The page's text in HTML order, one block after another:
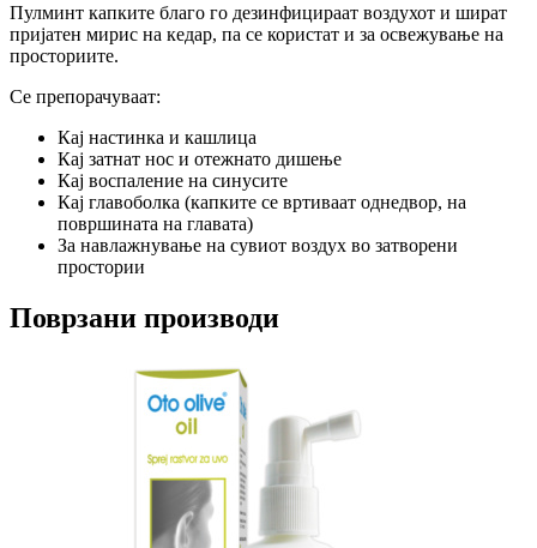
Пулминт капките благо го дезинфицираат воздухот и шират
пријатен мирис на кедар, па се користат и за освежување на
просториите.
Се препорачуваат:
Кај настинка и кашлица
Кај затнат нос и отежнато дишење
Кај воспаление на синусите
Кај главоболка (капките се вртиваат однедвор, на
површината на главата)
За навлажнување на сувиот воздух во затворени
простории
Поврзани производи